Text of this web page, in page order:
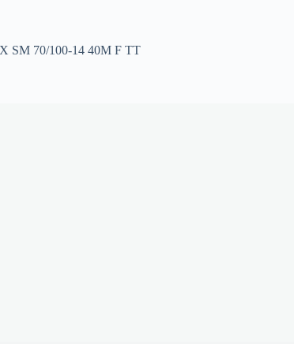
SM 70/100-14 40M F TT